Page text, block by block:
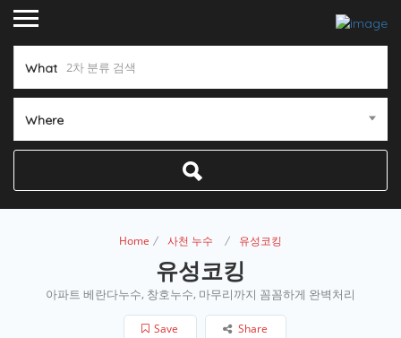
What
Where
Home 사천 누수 유성코킹
유성코킹
아파트 베란다누수, 창호누수, 마무리까지 꼼꼼하게 완벽처리
Save Share